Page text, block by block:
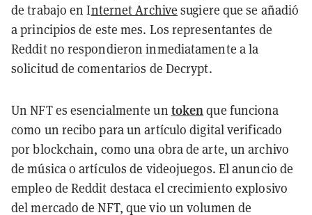
de trabajo en Internet Archive sugiere que se añadió
a principios de este mes. Los representantes de
Reddit no respondieron inmediatamente a la
solicitud de comentarios de Decrypt.
Un NFT es esencialmente un token que funciona
como un recibo para un artículo digital verificado
por blockchain, como una obra de arte, un archivo
de música o artículos de videojuegos. El anuncio de
empleo de Reddit destaca el crecimiento explosivo
del mercado de NFT, que vio un volumen de